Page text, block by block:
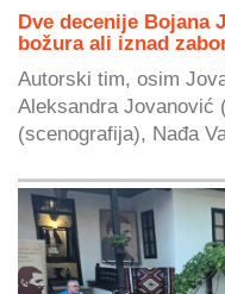
Dve decenije Bojana
božura ali iznad
Autorski tim, osim
Aleksandra Jovanović
(scenografija), Nađa